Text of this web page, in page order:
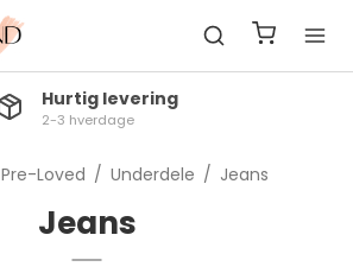
Hurtig levering
2-3 hverdage
Pre-Loved / Underdele / Jeans
Jeans